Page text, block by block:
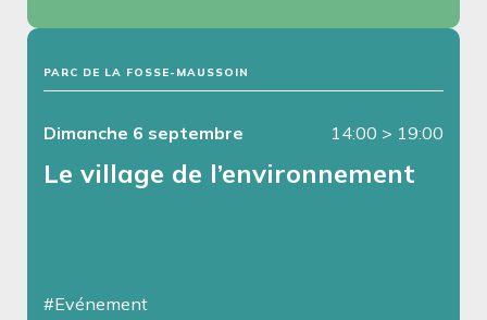
PARC DE LA FOSSE-MAUSSOIN
Dimanche 6 septembre 14:00 > 19:00
Le village de l’environnement
#Evénement